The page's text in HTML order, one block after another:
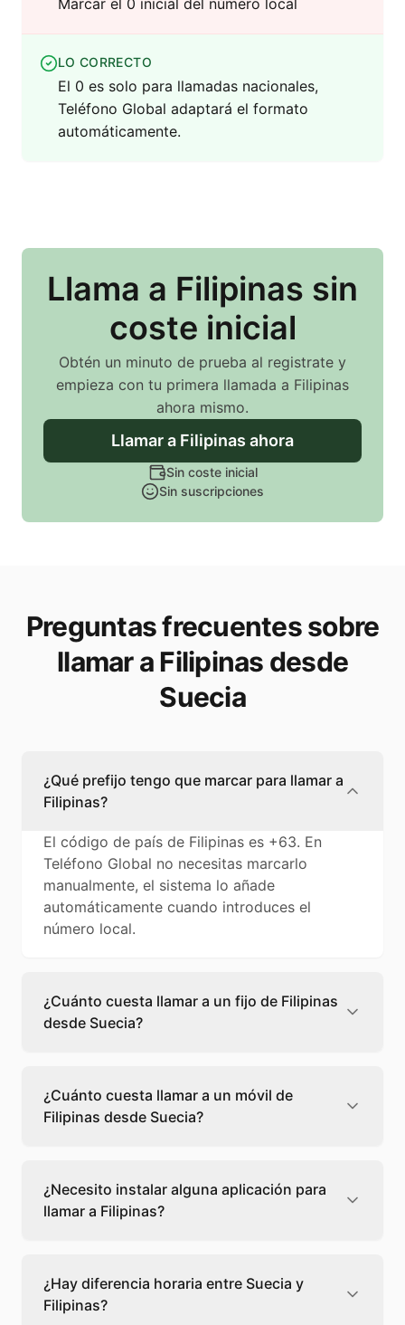
Marcar el 0 inicial del número local
LO CORRECTO
El 0 es solo para llamadas nacionales,
Teléfono Global adaptará el formato
automáticamente.
Llama a Filipinas sin
coste inicial
Obtén un minuto de prueba al registrate y
empieza con tu primera llamada a Filipinas
ahora mismo.
Llamara Filipinas ahora
Sin coste inicial
Sin suscripciones
Preguntas frecuentes sobre
llamar a Filipinas desde
Suecia
¿Qué prefijo tengo que marcar para llamar a
Filipinas?
El código de país de Filipinas es +63. En
Teléfono Global no necesitas marcarlo
manualmente, el sistema lo añade
automáticamente cuando introduces el
número local.
¿Cuánto cuesta llamar a un fijo de Filipinas
desde Suecia?
cuesta 0,18 €/min con Teléfono Global. Verás
el precio exacto antes de marcar para que
sepas qué vas a gastar.
¿Cuánto cuesta llamar a un móvil de
Filipinas desde Suecia?
cuesta 0,18 €/min con Teléfono Global. Pagas
solo los minutos que hablas, sin cuotas ni
permanencia.
¿Necesito instalar alguna aplicación para
llamar a Filipinas?
desde tu navegador web. Solo necesitas una
conexión a internet y podrás llamar
directamente a Filipinas.
¿Hay diferencia horaria entre Suecia y
Filipinas?